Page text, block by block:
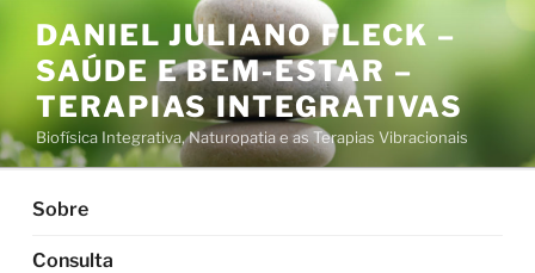
conteúdo
DANIEL JULIANO FLECK –
SAÚDE E BEM-ESTAR –
TERAPIAS INTEGRATIVAS
Biofísica Integrativa, Naturopatia e as Terapias Vibracionais
Sobre
Consulta